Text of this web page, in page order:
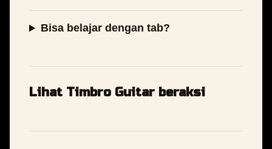
Bisa belajar dengan tab?
Lihat Timbro Guitar beraksi